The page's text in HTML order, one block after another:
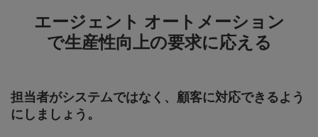
エージェント オートメーション
で生産性向上の要求に応える
担当者がシステムではなく、顧客に対応できるよう
にしましょう。